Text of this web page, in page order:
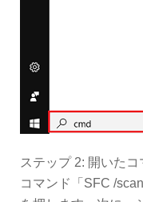
ステップ 2: 開いたコ
コマンド「SFC /